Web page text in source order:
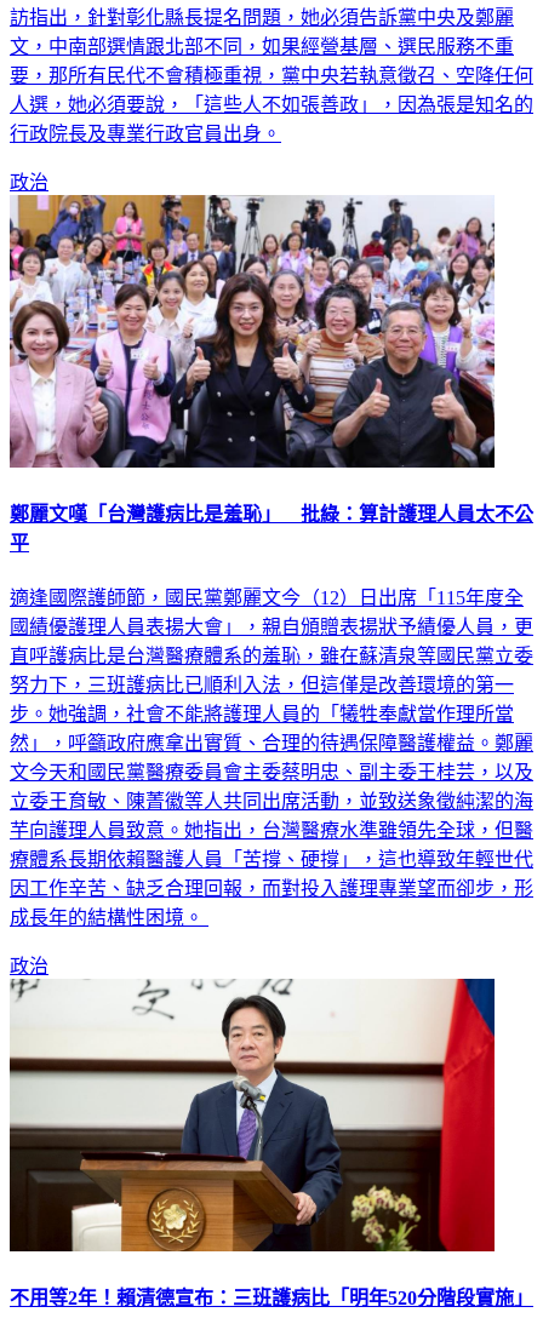
訪指出，針對彰化縣長提名問題，她必須告訴黨中央及鄭麗
文，中南部選情跟北部不同，如果經營基層、選民服務不重
要，那所有民代不會積極重視，黨中央若執意徵召、空降任何
人選，她必須要說，「這些人不如張善政」，因為張是知名的
行政院長及專業行政官員出身。
政治
鄭麗文嘆「台灣護病比是羞恥」 批綠：算計護理人員太不公
平
適逢國際護師節，國民黨鄭麗文今（12）日出席「115年度全
國績優護理人員表揚大會」，親自頒贈表揚狀予績優人員，更
直呼護病比是台灣醫療體系的羞恥，雖在蘇清泉等國民黨立委
努力下，三班護病比已順利入法，但這僅是改善環境的第一
步。她強調，社會不能將護理人員的「犧牲奉獻當作理所當
然」，呼籲政府應拿出實質、合理的待遇保障醫護權益。鄭麗
文今天和國民黨醫療委員會主委蔡明忠、副主委王桂芸，以及
立委王育敏、陳菁徽等人共同出席活動，並致送象徵純潔的海
芋向護理人員致意。她指出，台灣醫療水準雖領先全球，但醫
療體系長期依賴醫護人員「苦撐、硬撐」，這也導致年輕世代
因工作辛苦、缺乏合理回報，而對投入護理專業望而卻步，形
成長年的結構性困境。
政治
不用等2年！賴清德宣布：三班護病比「明年520分階段實施」